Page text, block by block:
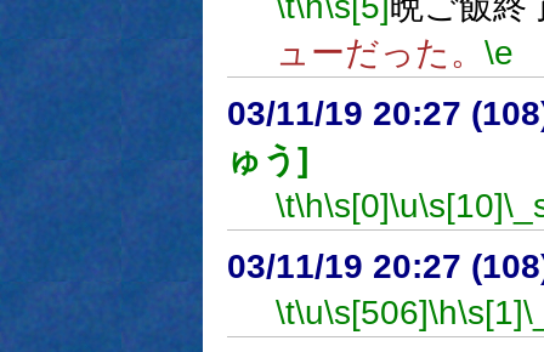
ューだった。 \e
03/11/19 20:27
ゅう]
\t\h\s[0]\u\s[10]
03/11/19 20:27
\t\u\s[506]\h\s[1]